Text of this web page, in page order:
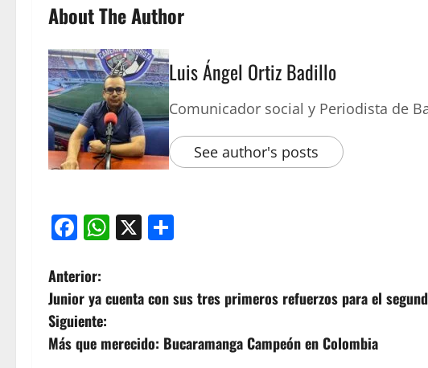
About The Author
Luis Ángel Ortiz Badillo
Comunicador social y Periodista de
See author's posts
Facebook
WhatsApp
X
Anterior:
Junior ya cuenta con sus tres primeros refuerzos para el
Siguiente:
Más que merecido: Bucaramanga Campeón en Colombia